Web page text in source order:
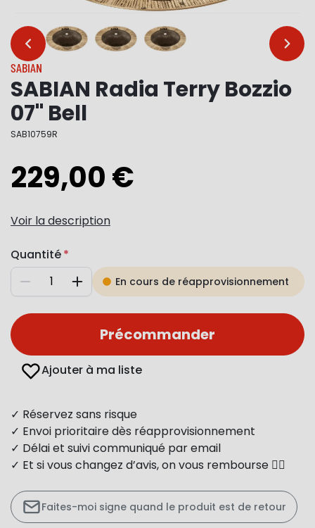
… …
SABIAN
SABIAN Radia Terry Bozzio
07" Bell
SAB10759R
229,00 €
Voir la description
Quantité
Diminuer AugmenterEn cours de réapprovisionnement
Précommander
Ajouter à ma liste
✓ Réservez sans risque
✓ Envoi prioritaire dès réapprovisionnement
✓ Délai et suivi communiqué par email
✓ Et si vous changez d’avis, on vous rembourse 👍🏻
Faites-moi signe quand le produit est de retour